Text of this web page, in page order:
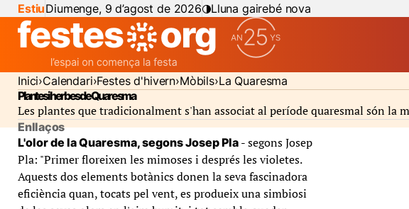
EstiuDiumenge, 9 d’agost de 2026 Lluna gairebé nova
Inici Calendari Festes d'hivern Mòbils La Quaresma
Plantes i herbes de Quaresma
Les plantes que tradicionalment s'han associat al període quaresmal són la
Enllaços
L'olor de la Quaresma, segons Josep Pla - segons Josep
Pla: "Primer floreixen les mimoses i després les violetes.
Aquests dos elements botànics donen la seva fascinadora
eficiència quan, tocats pel vent, es produeix una simbiosi